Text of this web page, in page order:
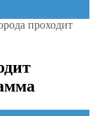
проходит